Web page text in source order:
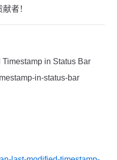
者！
Timestamp in Status Bar
in-status-bar